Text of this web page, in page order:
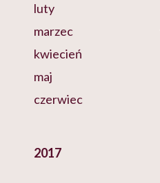
luty
marzec
kwiecień
maj
czerwiec
2017